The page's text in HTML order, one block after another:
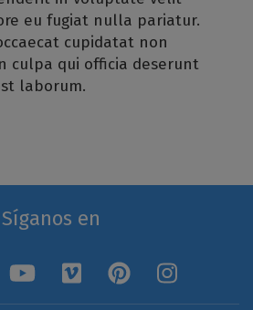
eu fugiat nulla pariatur.
cupidatat non
culpa qui officia deserunt
laborum.
Síganos en